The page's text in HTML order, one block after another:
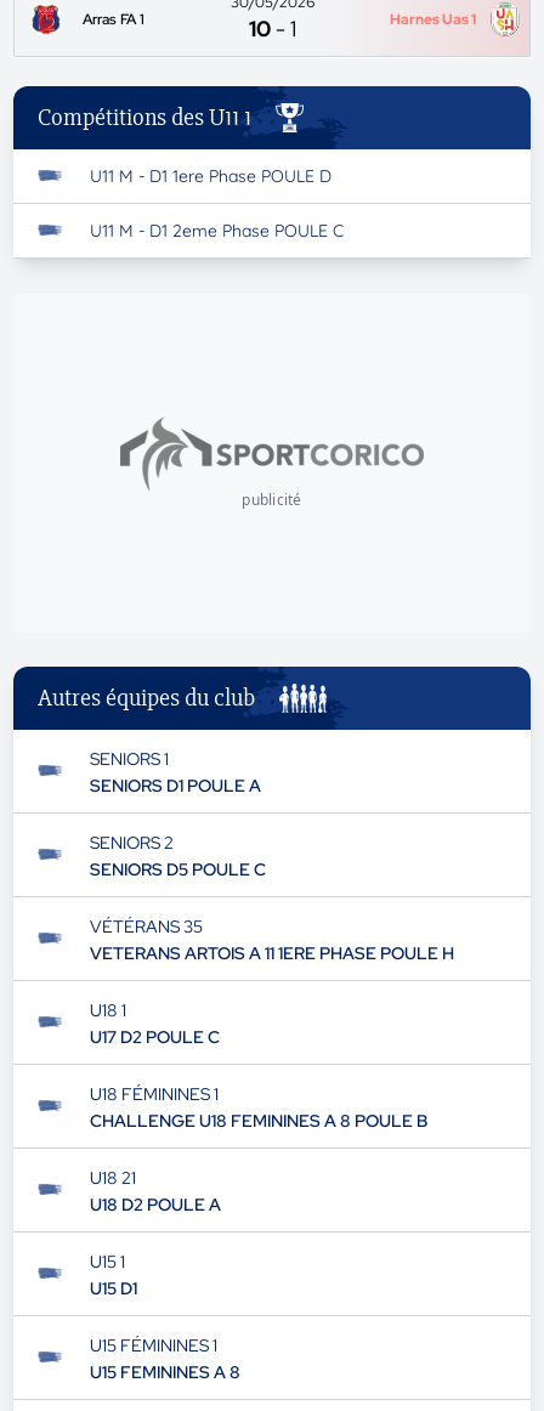
Arras FA 1 10 -1 Harnes Uas 1
Compétitions des U11 1
U11 M - D1 1ere Phase POULE D
U11 M - D1 2eme Phase POULE C
publicité
Autres équipes du club
SENIORS 1
SENIORS D1 POULE A
SENIORS 2
SENIORS D5 POULE C
VÉTÉRANS 35
VETERANS ARTOIS A 11 1ERE PHASE POULE H
U18 1
U17 D2 POULE C
U18 FÉMININES 1
CHALLENGE U18 FEMININES A 8 POULE B
U18 21
U18 D2 POULE A
U15 1
U15 D1
U15 FÉMININES 1
U15 FEMININES A 8